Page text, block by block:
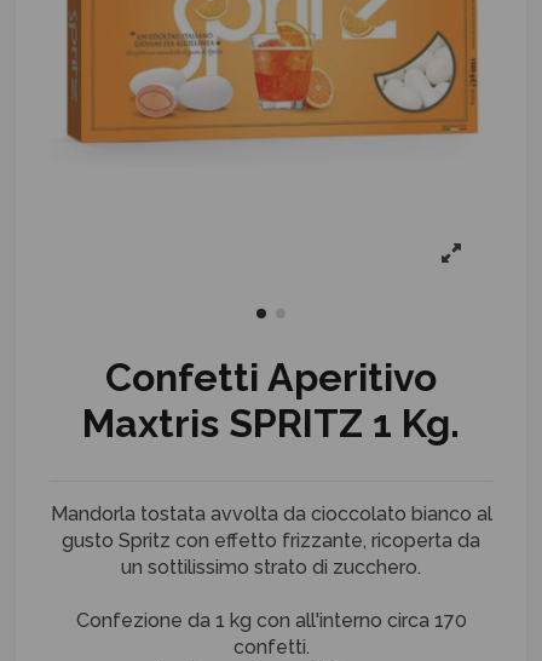
Confetti Aperitivo
Maxtris SPRITZ 1 Kg.
Mandorla tostata avvolta da cioccolato bianco al
gusto Spritz con effetto frizzante, ricoperta da
un sottilissimo strato di zucchero.
Confezione da 1 kg con all'interno circa 170
confetti.